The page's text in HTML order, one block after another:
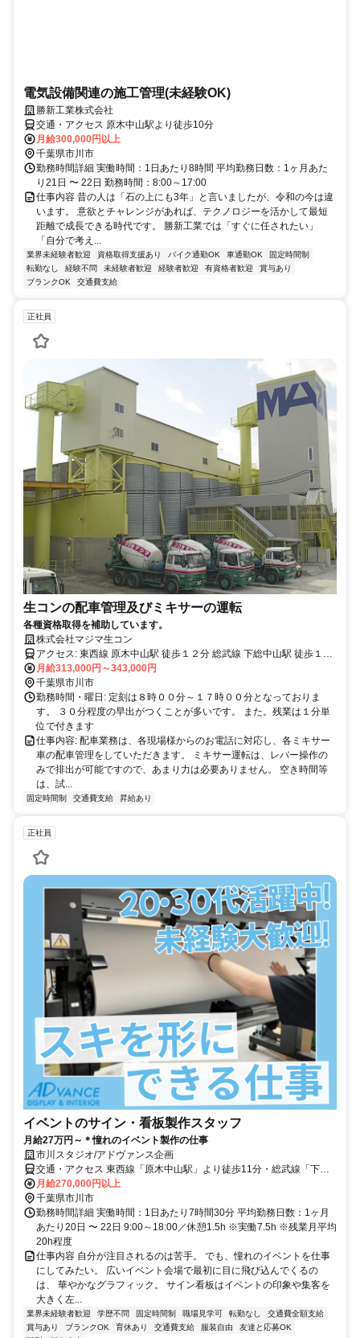
電気設備関連の施工管理(未経験OK)
勝新工業株式会社
交通・アクセス 原木中山駅より徒歩10分
月給300,000円以上
千葉県市川市
勤務時間詳細 実働時間：1日あたり8時間 平均勤務日数：1ヶ月あた
り21日 〜 22日 勤務時間：8:00～17:00
仕事内容 昔の人は「石の上にも3年」と言いましたが、令和の今は違
います。 意欲とチャレンジがあれば、テクノロジーを活かして最短
距離で成長できる時代です。 勝新工業では「すぐに任されたい」
「自分で考え...
業界未経験者歓迎 資格取得支援あり バイク通勤OK 車通勤OK
固定時間制
転勤なし
経験不問 未経験者歓迎 経験者歓迎 有資格者歓迎
賞与あり
ブランクOK
交通費支給
正社員
生コンの配車管理及びミキサーの運転
各種資格取得を補助しています。
株式会社マジマ生コン
アクセス: 東西線 原木中山駅 徒歩１２分 総武線 下総中山駅 徒歩１６
分 場所は、東京23区江戸川を渡ったすぐ隣です。
月給313,000円～343,000円
千葉県市川市
勤務時間・曜日: 定刻は８時００分～１７時００分となっておりま
す。 ３０分程度の早出がつくことが多いです。 また。残業は１分単
位で付きます
仕事内容: 配車業務は、各現場様からのお電話に対応し、各ミキサー
車の配車管理をしていただきます。 ミキサー運転は、レバー操作の
みで排出が可能ですので、あまり力は必要ありません。 空き時間等
は、試...
固定時間制 交通費支給 昇給あり
正社員
イベントのサイン・看板製作スタッフ
月給27万円～＊憧れのイベント製作の仕事
市川スタジオ/アドヴァンス企画
交通・アクセス 東西線「原木中山駅」より徒歩11分・総武線「下総
中山駅」より自転車 10分
月給270,000円以上
千葉県市川市
勤務時間詳細 実働時間：1日あたり7時間30分 平均勤務日数：1ヶ月
あたり20日 〜 22日 9:00～18:00／休憩1.5h ※実働7.5h ※残業月平均
20h程度
仕事内容 自分が注目されるのは苦手。 でも、憧れのイベントを仕事
にしてみたい。 広いイベント会場で最初に目に飛び込んでくるの
は、 華やかなグラフィック。 サイン看板はイベントの印象や集客を
大きく左...
業界未経験者歓迎 学歴不問 固定時間制 職場見学可 転勤なし
交通費全額支給
賞与あり
ブランクOK 育休あり 交通費支給 服装自由
友達と応募OK